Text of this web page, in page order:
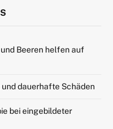
Beeren helfen auf
dauerhafte Schäden
bei eingebildeter